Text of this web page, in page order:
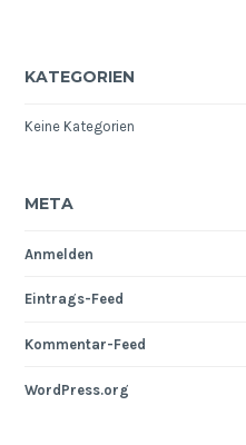
KATEGORIEN
Keine Kategorien
META
Anmelden
Eintrags-Feed
Kommentar-Feed
WordPress.org